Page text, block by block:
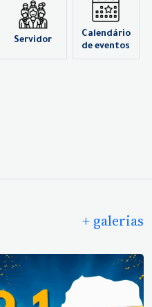
Servidor
Calendário
de eventos
+ galerias